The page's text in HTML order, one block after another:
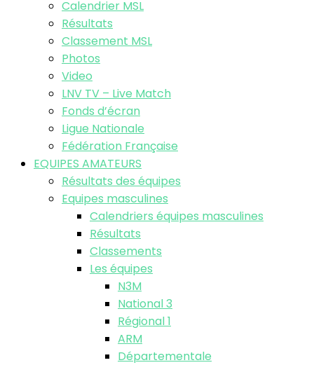
Calendrier MSL
Résultats
Classement MSL
Photos
Video
LNV TV – Live Match
Fonds d’écran
Ligue Nationale
Fédération Française
EQUIPES AMATEURS
Résultats des équipes
Equipes masculines
Calendriers équipes masculines
Résultats
Classements
Les équipes
N3M
National 3
Régional 1
ARM
Départementale